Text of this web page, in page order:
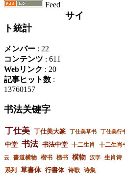
Feed
サイ
ト統計
メンバー : 22
コンテンツ : 611
Webリンク : 20
記事ヒット数 :
13760157
书法关键字
丁仕美 丁仕美大篆 丁仕美草书 丁仕美行
中堂 书法 书法中堂 十二生肖 十二生肖
云 書道横物 楷书 榜书 横物 汉字 生肖诗
系列 草書体 行書体 诗歌 诗集